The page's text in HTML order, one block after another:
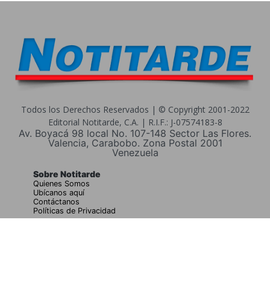
Todos los Derechos Reservados | © Copyright 2001-2022
Editorial Notitarde, C.A. | R.I.F.: J-07574183-8
Av. Boyacá 98 local No. 107-148 Sector Las Flores.
Valencia, Carabobo. Zona Postal 2001
Venezuela
Sobre Notitarde
Quienes Somos
Ubícanos aquí
Contáctanos
Políticas de Privacidad